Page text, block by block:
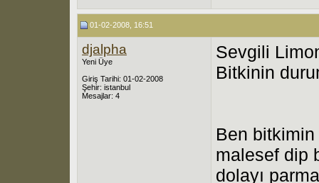
01-02-2008, 16:51
djalpha
Yeni Üye
Giriş Tarihi: 01-02-2008
Şehir: istanbul
Mesajlar: 4
Sevgili
Bitkinin
Ben bitkimin
malesef dip
dolayı